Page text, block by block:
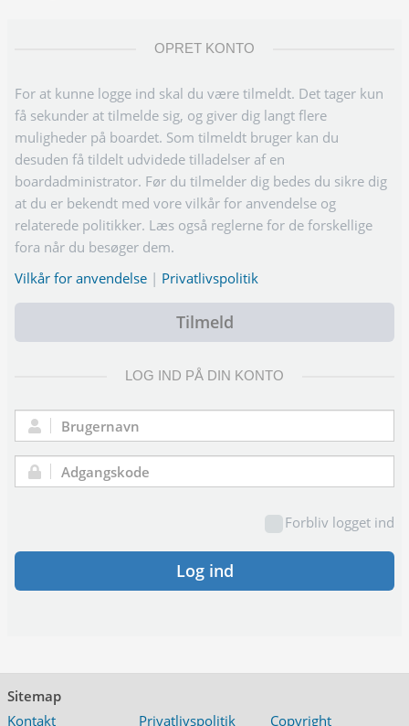
OPRET KONTO
For at kunne logge ind skal du være tilmeldt. Det tager kun
få sekunder at tilmelde sig, og giver dig langt flere
muligheder på boardet. Som tilmeldt bruger kan du
desuden få tildelt udvidede tilladelser af en
boardadministrator. Før du tilmelder dig bedes du sikre dig
at du er bekendt med vore vilkår for anvendelse og
relaterede politikker. Læs også reglerne for de forskellige
fora når du besøger dem.
Vilkår for anvendelse | Privatlivspolitik
Tilmeld
LOG IND PÅ DIN KONTO
Brugernavn:
Adgangskode:
Forbliv logget ind
Log ind
Sitemap
Kontakt
Privatlivspolitik Copyright